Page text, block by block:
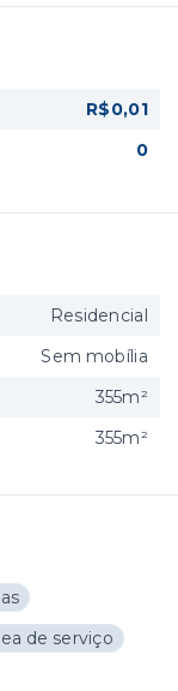
de serviço
R$0,01
0
Residencial
Sem mobília
355m²
355m²